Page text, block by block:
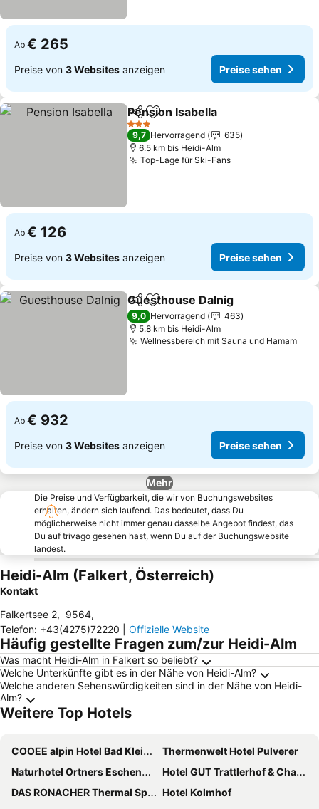
Ab € 265
Preise von 3 Websites anzeigen Preise sehen
TeilenZu Favoriten hinzufügen
Pension Isabella
3 Sterne
9,7 Hervorragend
635
6.5 km bis Heidi-Alm
Top-Lage für Ski-Fans
Ab € 126
Preise von 3 Websites anzeigen Preise sehen
TeilenZu Favoriten hinzufügen
Guesthouse Dalnig
9,0 Hervorragend
463
5.8 km bis Heidi-Alm
Wellnessbereich mit Sauna und Hamam
Ab € 932
Preise von 3 Websites anzeigen Preise sehen
Mehr
Die Preise und Verfügbarkeit, die wir von Buchungswebsites
erhalten, ändern sich laufend. Das bedeutet, dass Du
möglicherweise nicht immer genau dasselbe Angebot findest, das
Du auf trivago gesehen hast, wenn Du auf der Buchungswebsite
landest.
Heidi-Alm (Falkert, Österreich)
Kontakt
Falkertsee 2, 9564,
Telefon: +43(4275)72220 Offizielle Website
Häufig gestellte Fragen zum/zur Heidi-Alm
Was macht Heidi-Alm in Falkert so beliebt?
Welche Unterkünfte gibt es in der Nähe von Heidi-Alm?
Welche anderen Sehenswürdigkeiten sind in der Nähe von Heidi-
Alm?
Weitere Top Hotels
COOEE alpin Hotel Bad Kleinkirchheim
Thermenwelt Hotel Pulverer
Naturhotel Ortners Eschenhof - Alpine Slowness
Hotel GUT Trattlerhof & Chalets
DAS RONACHER Thermal Spa Hotel
Hotel Kolmhof